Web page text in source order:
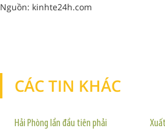
Nguồn: kinhte24h.com
CÁC TIN KHÁC
Hải Phòng lần đầu tiên phải